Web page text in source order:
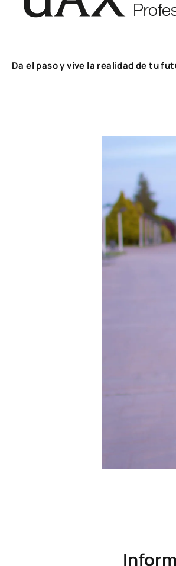
Da el paso y vive la realidad de tu